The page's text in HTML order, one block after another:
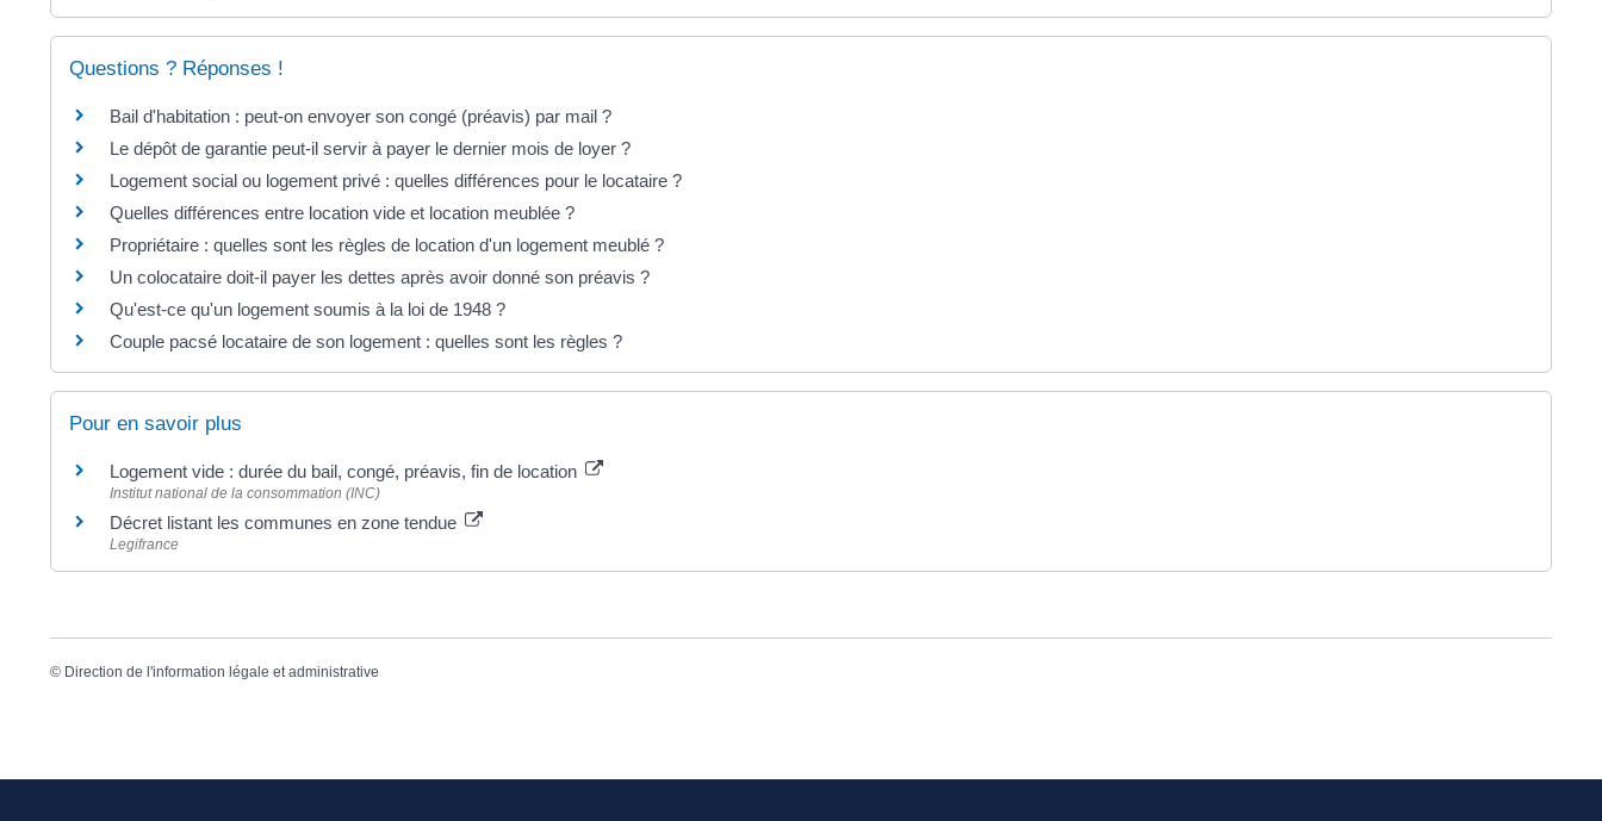
Questions ? Réponses !
Bail d'habitation : peut-on envoyer son congé (préavis) par mail ?
Le dépôt de garantie peut-il servir à payer le dernier mois de loyer ?
Logement social ou logement privé : quelles différences pour le locataire ?
Quelles différences entre location vide et location meublée ?
Propriétaire : quelles sont les règles de location d'un logement meublé ?
Un colocataire doit-il payer les dettes après avoir donné son préavis ?
Qu'est-ce qu'un logement soumis à la loi de 1948 ?
Couple pacsé locataire de son logement : quelles sont les règles ?
Pour en savoir plus
Logement vide : durée du bail, congé, préavis, fin de location
Institut national de la consommation (INC)
Décret listant les communes en zone tendue
Legifrance
© Direction de l'information légale et administrative